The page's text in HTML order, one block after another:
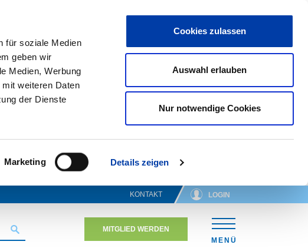
für soziale Medien
geben wir
Medien, Werbung
weiteren Daten
der Dienste
Marketing Details zeigen
Cookies zulassen
Auswahl erlauben
Nur notwendige Cookies
KONTAKT LOGIN
SUCHEN
MITGLIED WERDEN
MENÜ